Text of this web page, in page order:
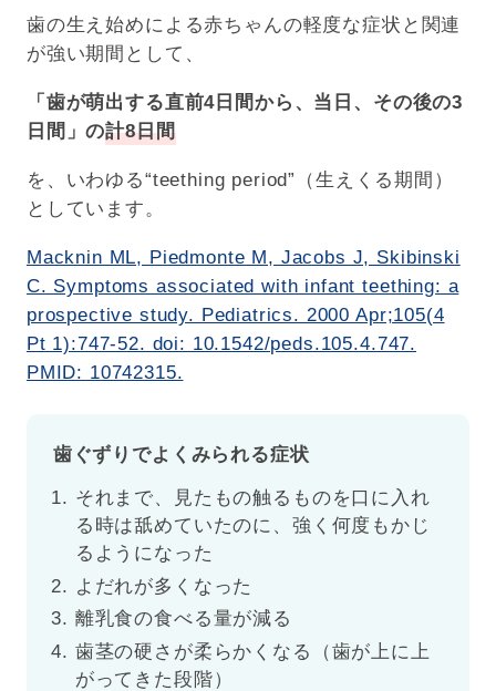
歯の生え始めによる赤ちゃんの軽度な症状と関連
が強い期間として、
「歯が萌出する直前4日間から、当日、その後の3
日間」の計8日間
を、いわゆる“teething period”（生えくる期間）
としています。
Macknin ML, Piedmonte M, Jacobs J, Skibinski
C. Symptoms associated with infant teething: a
prospective study. Pediatrics. 2000 Apr;105(4
Pt 1):747-52. doi: 10.1542/peds.105.4.747.
PMID: 10742315.
歯ぐずりでよくみられる症状
それまで、見たもの触るものを口に入れ
る時は舐めていたのに、強く何度もかじ
るようになった
よだれが多くなった
離乳食の食べる量が減る
歯茎の硬さが柔らかくなる（歯が上に上
がってきた段階）